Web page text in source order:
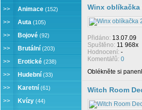
>> Animace (152)
>> Auta (105)
>> Bojové (92)
>> Brutální (203)
>> Erotické (238)
>> Hudební (33)
>> Karetní (61)
>> Kvízy (44)
Winx oblíkačka
Přidáno: 13.07.09
Spuštěno: 11 968x
Hodnocení: -
Komentářů: 0
Oblékněte si
Witch Room